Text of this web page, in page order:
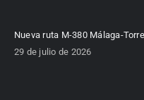
Nueva ruta M-380 Málaga-
29 de julio de 2026